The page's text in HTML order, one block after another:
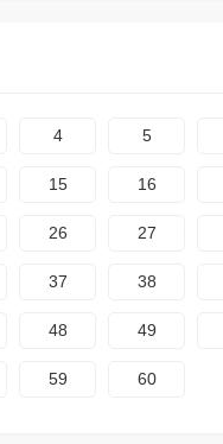
4 5
15 16
26 27
37 38
48 49
59 60